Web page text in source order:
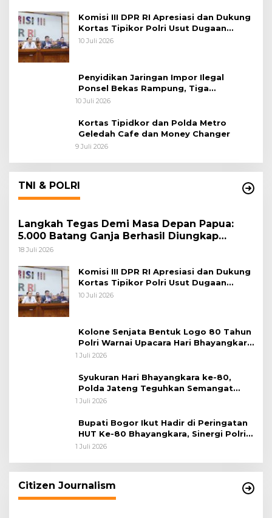
Komisi III DPR RI Apresiasi dan Dukung
Kortas Tipikor Polri Usut Dugaan
Korupsi Batu Bara
10 Juli 2026
Penyidikan Jaringan Impor Ilegal
Ponsel Bekas Rampung, Tiga
Tersangka Sudah P-21 dan Satu Buron
10 Juli 2026
Kortas Tipidkor dan Polda Metro
Geledah Cafe dan Money Changer
9 Juli 2026
TNI & POLRI
Langkah Tegas Demi Masa Depan Papua:
5.000 Batang Ganja Berhasil Diungkap
Koops TNI Habema
18 Juli 2026
Komisi III DPR RI Apresiasi dan Dukung
Kortas Tipikor Polri Usut Dugaan
Korupsi Batu Bara
10 Juli 2026
Kolone Senjata Bentuk Logo 80 Tahun
Polri Warnai Upacara Hari Bhayangkara
ke-80
1 Juli 2026
Syukuran Hari Bhayangkara ke-80,
Polda Jateng Teguhkan Semangat
Pengabdian dan Pererat Kebersamaan
1 Juli 2026
Bupati Bogor Ikut Hadir di Peringatan
HUT Ke-80 Bhayangkara, Sinergi Polri
dan Pemkab Bogor Jadi Kunci Menjaga
1 Juli 2026
Citizen Journalism